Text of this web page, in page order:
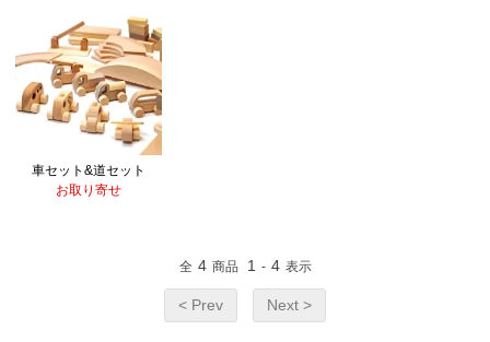
車セット&道セット
お取り寄せ
全 4 商品 1 - 4 表示
< Prev Next >